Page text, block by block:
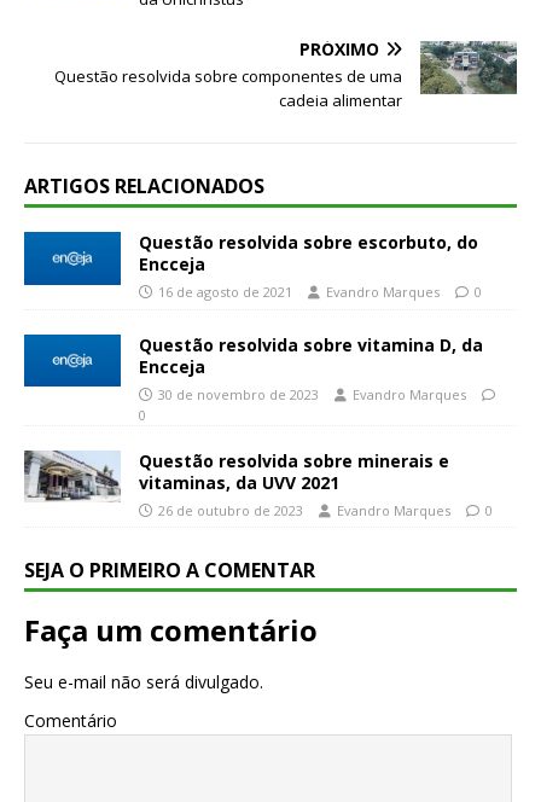
PRÓXIMO
Questão resolvida sobre componentes de uma
cadeia alimentar
ARTIGOS RELACIONADOS
Questão resolvida sobre escorbuto, do
Encceja
16 de agosto de 2021 Evandro Marques 0
Questão resolvida sobre vitamina D, da
Encceja
30 de novembro de 2023
Evandro Marques
0
Questão resolvida sobre minerais e
vitaminas, da UVV 2021
26 de outubro de 2023 Evandro Marques 0
SEJA O PRIMEIRO A COMENTAR
Faça um comentário
Seu e-mail não será divulgado.
Comentário